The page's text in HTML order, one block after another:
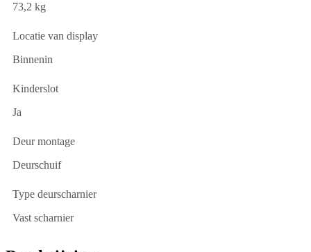
73,2 kg
Locatie van display
Binnenin
Kinderslot
Ja
Deur montage
Deurschuif
Type deurscharnier
Vast scharnier